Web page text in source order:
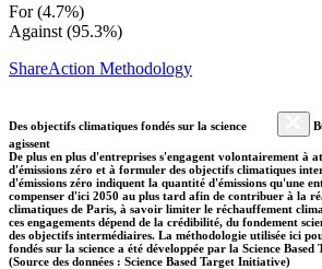
For (4.7%)
Against (95.3%)
ShareAction Methodology
Des objectifs climatiques fondés sur la science
agissent
De plus en plus d'entreprises s'engagent volontairement à
d'émissions zéro et à formuler des objectifs climatiques
d'émissions zéro indiquent la quantité d'émissions qu'une
compenser d'ici 2050 au plus tard afin de contribuer à la
climatiques de Paris, à savoir limiter le réchauffement
ces engagements dépend de la crédibilité, du fondement
des objectifs intermédiaires. La méthodologie utilisée ici
fondés sur la science a été développée par la Science
(Source des données : Science Based Target Initiative)